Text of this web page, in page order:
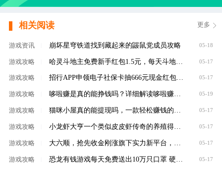
相关阅读 更多
游戏资讯 崩坏星穹铁道找到藏起来的鼹鼠党成员攻略 05-18
游戏攻略 哈灵斗地主免费新手红包1.5元，每天斗地主领元 05-17
游戏攻略 招行APP申领电子社保卡抽666元现金红包，100%有礼 05-17
游戏攻略 哆啦赚是真的能挣钱吗？详细解读哆啦赚是不是 05-19
游戏攻略 猫咪小屋真的能提现吗，一款轻松赚钱的养成类 05-17
游戏攻略 小龙虾大亨一个类似皮皮虾传奇的养殖得分红虾 05-17
游戏攻略 大六顺，抢先收金刚涨旗下实力新平台，转发单 05-17
游戏攻略 05-17